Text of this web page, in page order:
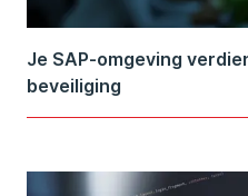
Je SAP-omgeving
beveiliging